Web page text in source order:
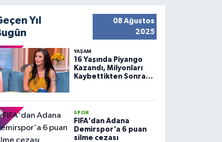
Yıl
08 Ağustos
2025
YAŞAM
16 Yaşında Piyango
Kazandı, Milyonları
Kaybettikten Sonra
SPOR
FIFA'dan Adana
Demirspor'a 6 puan
silme cezası